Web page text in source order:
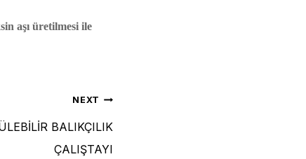
aşı üretilmesi ile
NEXT
BALIKÇILIK
ÇALIŞTAYI